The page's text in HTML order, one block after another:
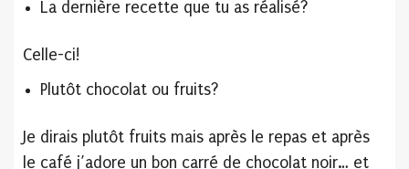
La dernière recette que tu as réalisé?
Celle-ci!
Plutôt chocolat ou fruits?
Je dirais plutôt fruits mais après le repas et après
le café j’adore un bon carré de chocolat noir… et